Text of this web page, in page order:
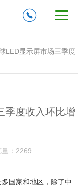
LED显示屏市场三季度
季度收入环比增
： 2269
国家和地区，除了中